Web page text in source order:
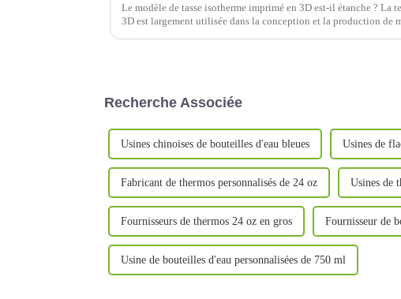
Le modèle de tasse isotherme imprimé en 3D est-il étanche ? La
3D est largement utilisée dans la conception et la production de
Recherche Associée
Usines chinoises de bouteilles d'eau bleues Usines de
Fabricant de thermos personnalisés de 24 oz Usines de
Fournisseurs de thermos 24 oz en gros Fournisseur de
Usine de bouteilles d'eau personnalisées de 750 ml